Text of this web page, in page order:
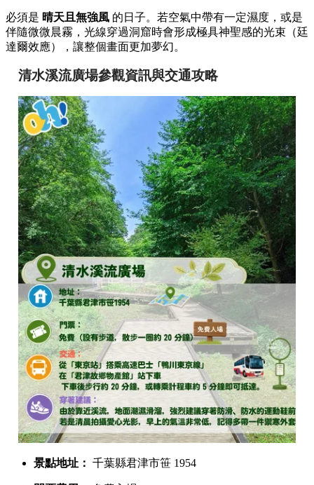
「愛心光影」並非隨時造訪都能看到，它對月份、時間與天氣
有著極高的要求：
1. 限定月份（太陽角度）
每年僅有3 月（春分/彼岸） 與9 月（秋分/彼岸）的前後期
間，太陽照射的角度才能與洞窟達成完美斜角，拼湊出對稱的
愛心形狀。
2. 黃金時段（晨光照射）
最完美的照射時間為清晨 6:30 至 7:30 左右。此時斜射入洞窟
的晨光，能在靜止的水面上投射出清晰的倒影，與洞窟上緣完
美拼合。
3. 天氣條件（夢幻光束）
必須是晴天且無強風的日子。若空氣中帶有一定濕度，或是
伴隨微微晨霧，光線穿過洞窟時會形成極具神聖感的光束（廷
達爾效應），讓整個畫面更加夢幻。
清水溪流廣場參觀資訊與交通攻略